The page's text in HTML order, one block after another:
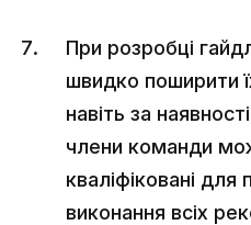
При розробці
швидко поширити
навіть за
члени команди
кваліфіковані для
виконання всіх